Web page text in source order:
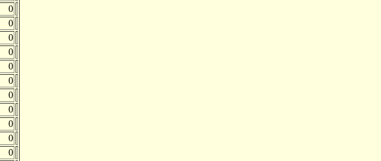
0
0
0
0
0
0
0
0
0
0
0